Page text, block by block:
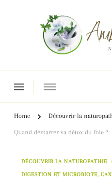
Home Découvrir la
Quand démarrer sa détox du foie ?
DÉCOUVRIR LA NATUROPATHIE
DIGESTION ET MICROBIOTE,